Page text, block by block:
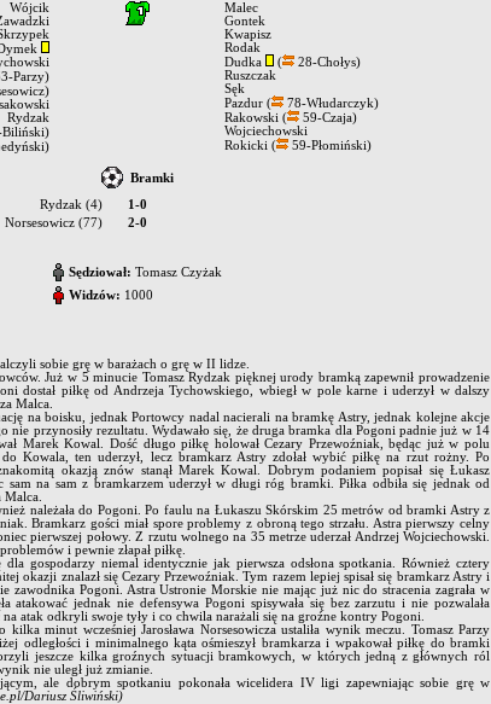
Wójcik
Parzy)
Rydzak
Biliński)
Malec
Gontek
Kwapisz
Rodak
Dudka
(
28-Chołys)
Ruszczak
Sęk
Pazdur (
78-Włudarczyk)
Rakowski (
59-Czaja)
Wojciechowski
Rokicki (
59-Płomiński)
Bramki
Rydzak (4)
1-0
Norsesowicz (77)
2-0
Sędziował: Tomasz Czyżak
Widzów: 1000
sobie grę w barażach o grę w II lidze.
Już w 5 minucie Tomasz Rydzak pięknej urody bramką zapewnił prowadzenie
dostał piłkę od Andrzeja Tychowskiego, wbiegł w pole karne i uderzył w dalszy
Malca.
na boisku, jednak Portowcy nadal nacierali na bramkę Astry, jednak kolejne akcje
nie przynosiły rezultatu. Wydawało się, że druga bramka dla Pogoni padnie już w 14
Marek Kowal. Dość długo piłkę holował Cezary Przewoźniak, będąc już w polu
Kowala, ten uderzył, lecz bramkarz Astry zdołał wybić piłkę na rzut rożny. Po
okazją znów stanął Marek Kowal. Dobrym podaniem popisał się Łukasz
na sam z bramkarzem uderzył w długi róg bramki. Piłka odbiła się jednak od
Malca.
należała do Pogoni. Po faulu na Łukaszu Skórskim 25 metrów od bramki Astry z
Bramkarz gości miał spore problemy z obroną tego strzału. Astra pierwszy celny
pierwszej połowy. Z rzutu wolnego na 35 metrze uderzał Andrzej Wojciechowski.
i pewnie złapał piłkę.
dla gospodarzy niemal identycznie jak pierwsza odsłona spotkania. Również cztery
okazji znalazł się Cezary Przewoźniak. Tym razem lepiej spisał się bramkarz Astry i
zawodnika Pogoni. Astra Ustronie Morskie nie mając już nic do stracenia zagrała w
atakować jednak nie defensywa Pogoni spisywała się bez zarzutu i nie pozwalała
atak odkryli swoje tyły i co chwila narażali się na groźne kontry Pogoni.
minut wcześniej Jarosława Norsesowicza ustaliła wynik meczu. Tomasz Parzy
odległości i minimalnego kąta ośmieszył bramkarza i wpakował piłkę do bramki
jeszcze kilka groźnych sytuacji bramkowych, w których jedną z głównych ról
nie uległ już zmianie.
ale dobrym spotkaniu pokonała wicelidera IV ligi zapewniając sobie grę w
Dariusz Śliwiński)